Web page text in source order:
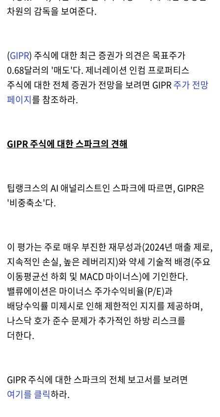
차원의 감독을 보여준다.
(GIPR) 주식에 대한 최근 증권가 의견은 목표주가
0.68달러의 '매도'다. 제너레이션 인컴 프로퍼티스
주식에 대한 전체 증권가 전망을 보려면 GIPR주가 전망
페이지를 참조하라.
GIPR 주식에 대한 스파크의 견해
팁랭크스의 AI 애널리스트인 스파크에 따르면, GIPR은
'비중축소'다.
이 평가는 주로 매우 부진한 재무성과(2024년 매출 제로,
지속적인 손실, 높은 레버리지)와 약세 기술적 배경(주요
이동평균선 하회 및 MACD 마이너스)에 기인한다.
밸류에이션은 마이너스 주가수익비율(P/E)과
배당수익률 미제시로 인해 제한적인 지지를 제공하며,
나스닥 호가 준수 문제가 추가적인 하방 리스크를
더한다.
GIPR 주식에 대한 스파크의 전체 보고서를 보려면
여기를 클릭하라.